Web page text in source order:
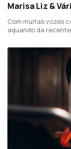
Marisa Liz &
Com muitas vozes
aquando da
positiva e